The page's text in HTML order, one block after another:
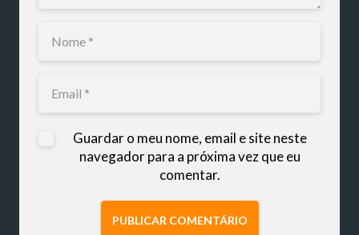
Guardar o meu nome, email e site neste
navegador para a próxima vez que eu
comentar.
PUBLICAR COMENTÁRIO